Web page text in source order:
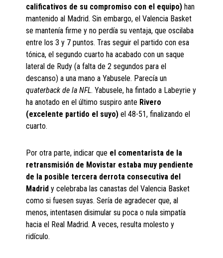
calificativos de su compromiso con el equipo) han
mantenido al Madrid. Sin embargo, el Valencia Basket
se mantenía firme y no perdía su ventaja, que oscilaba
entre los 3 y 7 puntos. Tras seguir el partido con esa
tónica, el segundo cuarto ha acabado con un saque
lateral de Rudy (a falta de 2 segundos para el
descanso) a una mano a Yabusele. Parecía un
quaterback de la NFL. Yabusele, ha fintado a Labeyrie y
ha anotado en el último suspiro ante Rivero
(excelente partido el suyo) el 48-51, finalizando el
cuarto.
Por otra parte, indicar que el comentarista de la
retransmisión de Movistar estaba muy pendiente
de la posible tercera derrota consecutiva del
Madrid y celebraba las canastas del Valencia Basket
como si fuesen suyas. Sería de agradecer que, al
menos, intentasen disimular su poca o nula simpatía
hacia el Real Madrid. A veces, resulta molesto y
ridículo.